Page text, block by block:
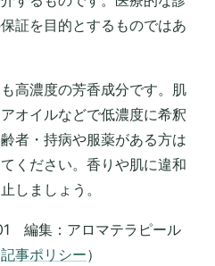
証を目的とするものではあ
高濃度の芳香成分です。肌
オイルなどで低濃度に希釈
者・持病や服薬がある方は
ください。香りや肌に違和
しましょう。
編集：アロマテラピール
記事ポリシー）